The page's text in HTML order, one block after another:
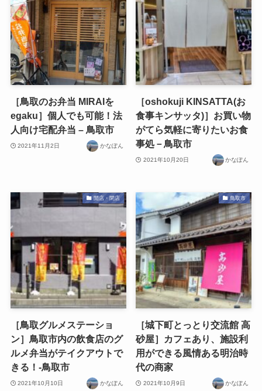
［鳥取のお弁当 MIRAIを
egaku］個人でも可能！法
人向け宅配弁当 – 鳥取市
2021年11月2日 かなぽん
［oshokuji KINSATTA(お
食事キンサッタ)］お買い物
がてら気軽に寄りたいお食
事処－鳥取市
2021年10月20日 かなぽん
開店・閉店
［鳥取グルメステーショ
ン］鳥取市内の飲食店のグ
ルメ弁当がテイクアウトで
きる！-鳥取市
2021年10月10日 かなぽん
鳥取市
［城下町とっとり交流館 高
砂屋］カフェあり、施設利
用ができる風情ある明治時
代の商家
2021年10月9日 かなぽん